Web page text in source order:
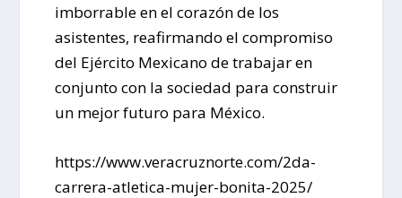
imborrable en el corazón de los
asistentes, reafirmando el compromiso
del Ejército Mexicano de trabajar en
conjunto con la sociedad para construir
un mejor futuro para México.
https://www.veracruznorte.com/2da-
carrera-atletica-mujer-bonita-2025/